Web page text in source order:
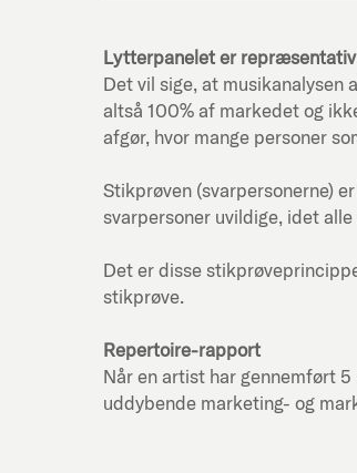
Lytterpanelet er
Det vil sige, at
altså 100% af markedet og
afgør, hvor mange personer
Stikprøven (svarpersonerne)
svarpersoner uvildige, idet
Det er disse
stikprøve.
Repertoire-rapport
Når en artist har gennemført
uddybende marketing- og